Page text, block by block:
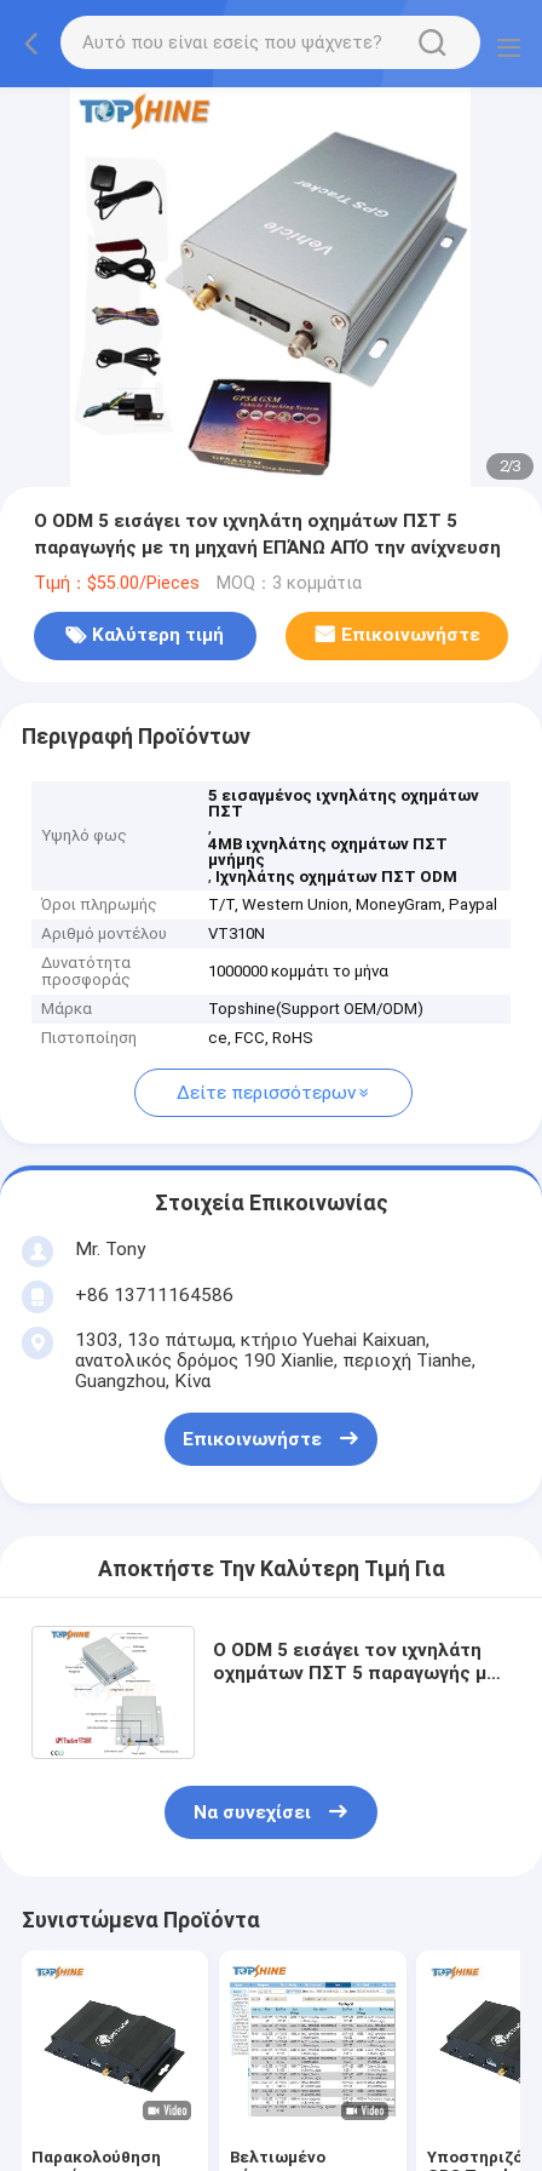
2/3
Ο ODM 5 εισάγει τον ιχνηλάτη οχημάτων ΠΣΤ 5
παραγωγής με τη μηχανή ΕΠΆΝΩ ΑΠΌ την ανίχνευση
Τιμή：$55.00/Pieces MOQ：3 κομμάτια
Καλύτερη τιμή Επικοινωνήστε
Περιγραφή Προϊόντων
Υψηλό φως
5 εισαγμένος ιχνηλάτης οχημάτων
ΠΣΤ
,
4MB ιχνηλάτης οχημάτων ΠΣΤ
μνήμης
, Ιχνηλάτης οχημάτων ΠΣΤ ODM
Όροι πληρωμής
T/T, Western Union, MoneyGram, Paypal
Αριθμό μοντέλου
VT310N
Δυνατότητα
προσφοράς
1000000 κομμάτι το μήνα
Μάρκα
Topshine(Support OEM/ODM)
Πιστοποίηση
ce, FCC, RoHS
Δείτε περισσότερων
Στοιχεία Επικοινωνίας
Mr. Tony
+86 13711164586
1303, 13ο πάτωμα, κτήριο Yuehai Kaixuan,
ανατολικός δρόμος 190 Xianlie, περιοχή Tianhe,
Guangzhou, Κίνα
Επικοινωνήστε
Αποκτήστε Την Καλύτερη Τιμή Για
Ο ODM 5 εισάγει τον ιχνηλάτη
οχημάτων ΠΣΤ 5 παραγωγής με
Να συνεχίσει
Συνιστώμενα Προϊόντα
Παρακολούθηση
Βελτιωμένο